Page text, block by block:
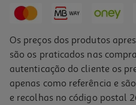
Os preços dos produtos
são os praticados nas
autenticação do cliente os
apenas como referência e
e recolhas no código postal